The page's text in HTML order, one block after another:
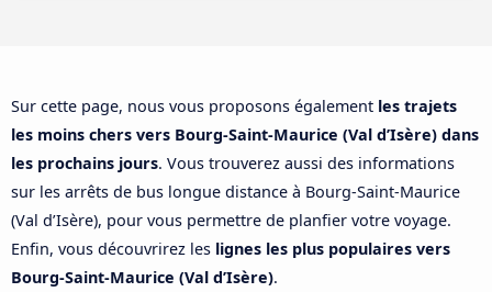
Sur cette page, nous vous proposons également les trajets
les moins chers vers Bourg-Saint-Maurice (Val d’Isère) dans
les prochains jours. Vous trouverez aussi des informations
sur les arrêts de bus longue distance à Bourg-Saint-Maurice
(Val d’Isère), pour vous permettre de planfier votre voyage.
Enfin, vous découvrirez les lignes les plus populaires vers
Bourg-Saint-Maurice (Val d’Isère).